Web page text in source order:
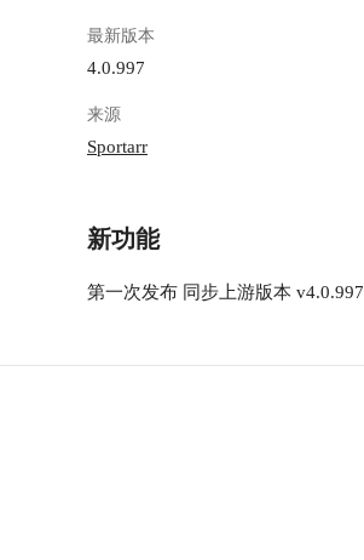
最新版本
4.0.997
来源
Sportarr
新功能
第一次发布 同步上游版本 v4.0.997